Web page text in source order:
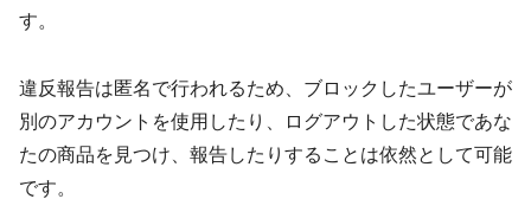
す。
違反報告は匿名で行われるため、ブロックしたユーザーが
別のアカウントを使用したり、ログアウトした状態であな
たの商品を見つけ、報告したりすることは依然として可能
です。